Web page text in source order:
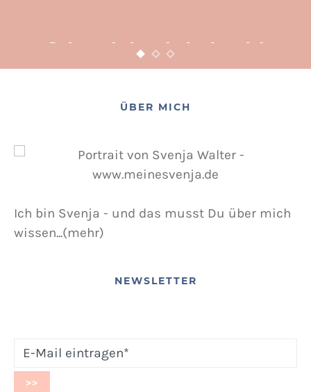
Adventsbasteln leicht
gemacht
POSTED ON
ÜBER MICH
Ich bin Svenja - und das musst Du über mich
wissen...(mehr)
NEWSLETTER